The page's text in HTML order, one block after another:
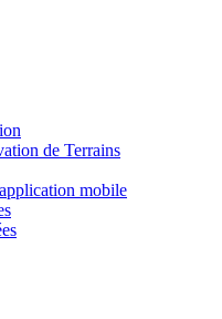
de Terrains
mobile